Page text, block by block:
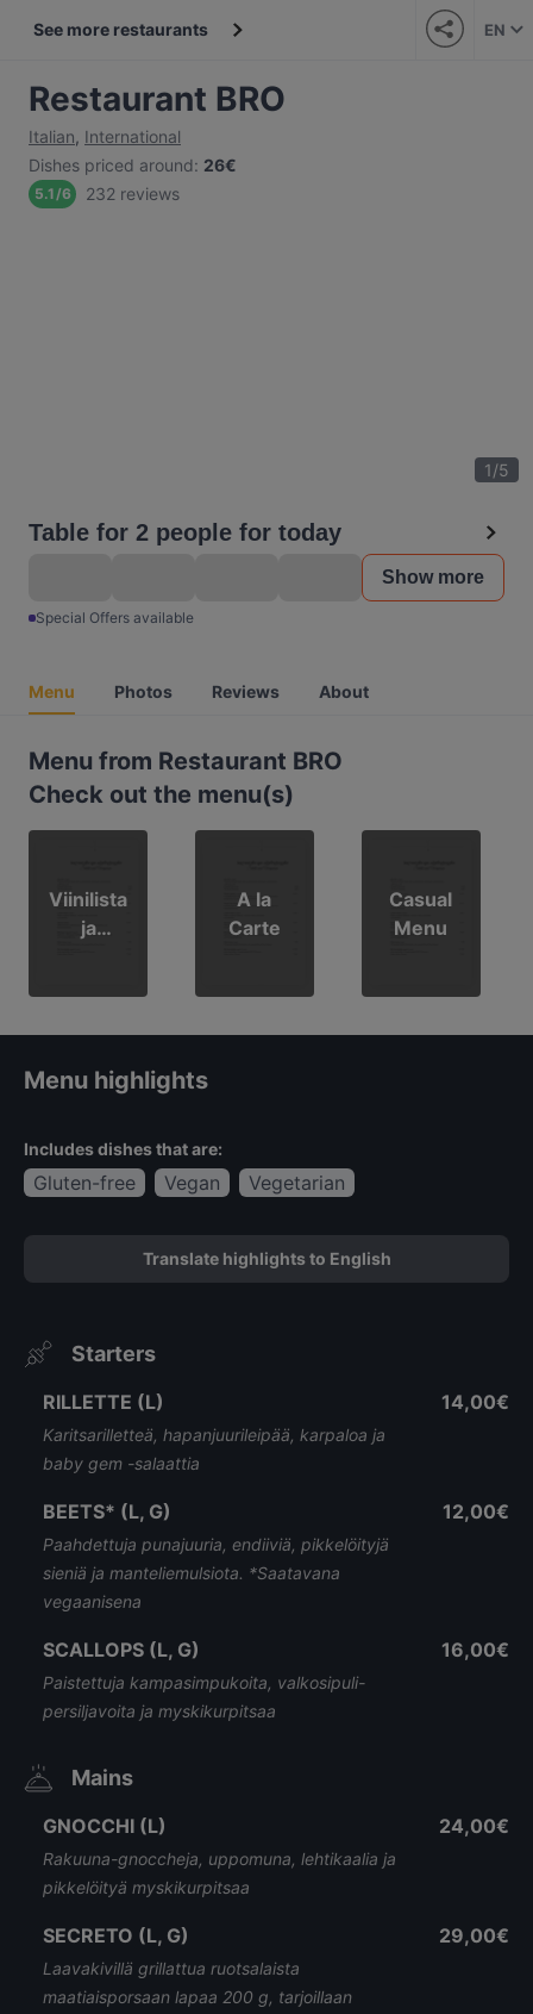
See more restaurants EN
Restaurant BRO
Italian, International
Dishes priced around: 26€
5.1/6 232 reviews
1/5
Table for 2 people for today
Show more
Special Offers available
Menu Photos Reviews About
Menu from Restaurant BRO
Check out the menu(s)
Viinilista
ja
A la
Carte
Casual
Menu
Menu highlights
Includes dishes that are:
Gluten-free Vegan Vegetarian
Translate highlights to English
Starters
RILLETTE (L)
Karitsarilletteä, hapanjuurileipää, karpaloa ja
baby gem -salaattia
14,00€
BEETS* (L, G)
Paahdettuja punajuuria, endiiviä, pikkelöityjä
sieniä ja manteliemulsiota. *Saatavana
vegaanisena
12,00€
SCALLOPS (L, G)
Paistettuja kampasimpukoita, valkosipuli-
persiljavoita ja myskikurpitsaa
16,00€
Mains
GNOCCHI (L)
Rakuuna-gnoccheja, uppomuna, lehtikaalia ja
pikkelöityä myskikurpitsaa
24,00€
SECRETO (L, G)
Laavakivillä grillattua ruotsalaista
maatiaisporsaan lapaa 200 g, tarjoillaan
29,00€